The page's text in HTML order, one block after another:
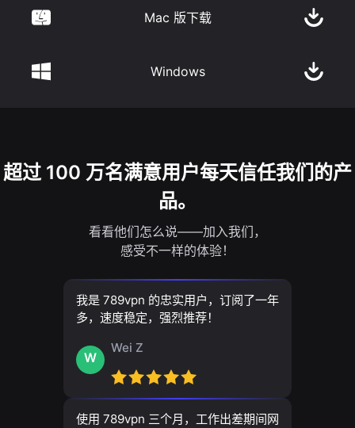
Mac 版下载
Windows
超过 100 万名满意用户每天信任我们的产
品。
看看他们怎么说——加入我们，
感受不一样的体验！
我是 789vpn 的忠实用户，订阅了一年
多，速度稳定，强烈推荐！
W
Wei Z
使用 789vpn 三个月，工作出差期间网